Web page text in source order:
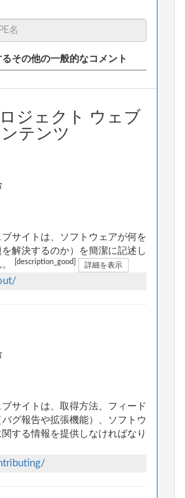
その他の一般的なコメント
ジェクト ウェブ
テンツ
サイトは、ソフトウェアが何を
解決するのか）を簡潔に記述し
[description_good] 詳細を表示
サイトは、取得方法、フィード
グ報告や拡張機能）、ソフトウ
する情報を提供しなければなり